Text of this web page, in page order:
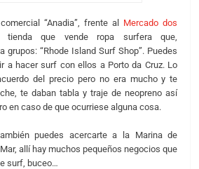
“Anadia”, frente al Mercado dos
que vende ropa surfera que,
grupos: “Rhode Island Surf Shop”. Puedes
a hacer surf con ellos a Porto da Cruz. Lo
del precio pero no era mucho y te
te daban tabla y traje de neopreno así
en caso de que ocurriese alguna cosa.
puedes acercarte a la Marina de
allí hay muchos pequeños negocios que
surf, buceo…